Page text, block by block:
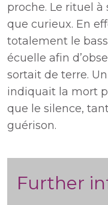
proche. Le rituel
que curieux. En
totalement le
écuelle afin
sortait de terre.
indiquait la mort
que le silence,
guérison.
Further